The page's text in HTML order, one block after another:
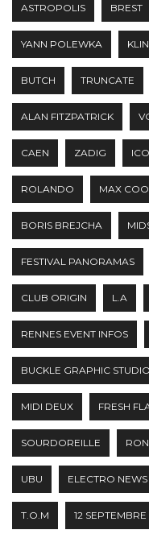
ASTROPOLIS BREST
YANN POLEWKA
BUTCH TRUNCATE
ALAN FITZPATRICK
CAEN ZADIG
ROLANDO MAX
BORIS BREJCHA
FESTIVAL PANORAMAS
CLUB ORIGIN L.A
RENNES EVENT INFOS
BUCKLE GRAPHIC STUDIO
MIDI DEUX FRESH
SOURDOREILLE
UBU ELECTRO NEWS
T.O.M 12 SEPTEMBRE